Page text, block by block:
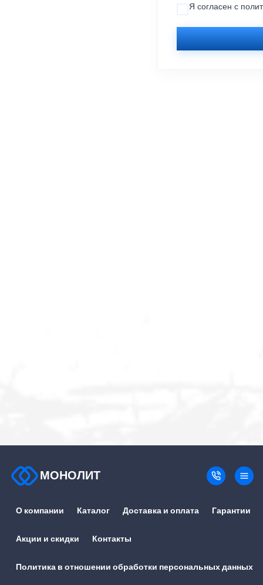
Я согласен с
МОНОЛИТ
О компании Каталог Доставка и оплата Гарантии
Акции и скидки Контакты
Политика в отношении обработки персональных данных